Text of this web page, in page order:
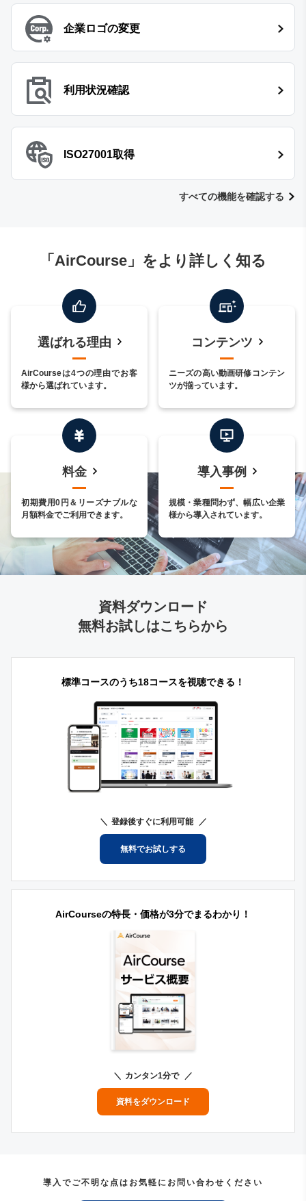
企業ロゴの変更
利用状況確認
ISO27001取得
すべての機能を確認する
「AirCourse」をより詳しく知る
選ばれる理由
AirCourseは4つの理由でお客
様から選ばれています。
コンテンツ
ニーズの高い動画研修コンテン
ツが揃っています。
料金
初期費用0円＆リーズナブルな
月額料金でご利用できます。
導入事例
規模・業種問わず、幅広い企業
様から導入されています。
資料ダウンロード
無料お試しはこちらから
標準コースのうち18コースを視聴できる！
登録後すぐに利用可能
無料でお試しする
AirCourseの特長・価格が3分でまるわかり！
カンタン1分で
資料をダウンロード
導入でご不明な点はお気軽にお問い合わせください